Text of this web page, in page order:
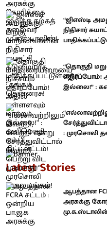
“ஜிஎஸ்டி
நிதிசார்
“தொகுதி
எதிர்ப்போம்!
இல்லை!” :
: முரசொலி
Latest Stories
ஆபத்தான
அரசுக்கு